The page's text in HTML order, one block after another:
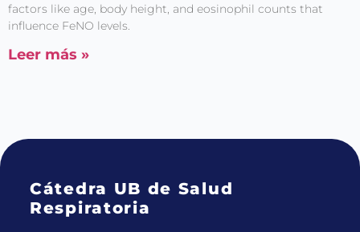
factors like age, body height, and eosinophil counts that
influence FeNO levels.
Leer más »
Cátedra UB de Salud
Respiratoria